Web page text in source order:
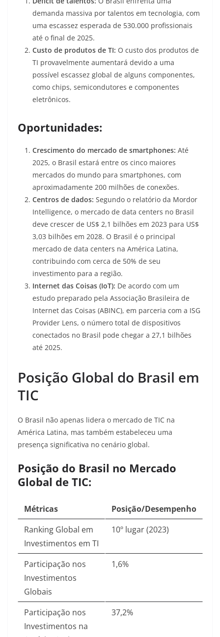
demanda massiva por talentos em tecnologia, com
uma escassez esperada de 530.000 profissionais
até o final de 2025.
Custo de produtos de TI: O custo dos produtos de
TI provavelmente aumentará devido a uma
possível escassez global de alguns componentes,
como chips, semicondutores e componentes
eletrônicos.
Oportunidades:
Crescimento do mercado de smartphones: Até
2025, o Brasil estará entre os cinco maiores
mercados do mundo para smartphones, com
aproximadamente 200 milhões de conexões.
Centros de dados: Segundo o relatório da Mordor
Intelligence, o mercado de data centers no Brasil
deve crescer de US$ 2,1 bilhões em 2023 para US$
3,03 bilhões em 2028. O Brasil é o principal
mercado de data centers na América Latina,
contribuindo com cerca de 50% de seu
investimento para a região.
Internet das Coisas (IoT): De acordo com um
estudo preparado pela Associação Brasileira de
Internet das Coisas (ABINC), em parceria com a ISG
Provider Lens, o número total de dispositivos
conectados no Brasil pode chegar a 27,1 bilhões
até 2025.
Posição Global do Brasil em
TIC
O Brasil não apenas lidera o mercado de TIC na
América Latina, mas também estabeleceu uma
presença significativa no cenário global.
Posição do Brasil no Mercado
Global de TIC:
Métricas
Posição/Desempenho
Ranking Global em
Investimentos em TI
10º lugar (2023)
Participação nos
Investimentos
Globais
1,6%
Participação nos
Investimentos na
37,2%